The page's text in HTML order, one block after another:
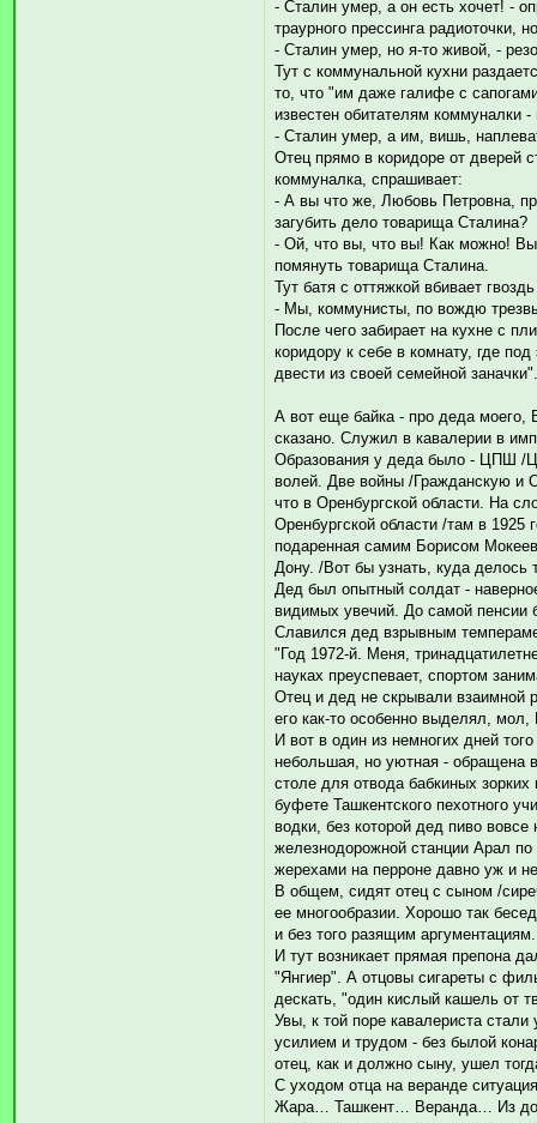
- Сталин умер, а он есть хочет! -
траурного прессинга
- Сталин умер, но я-то живой, -
Тут с коммунальной кухни
то, что "им даже галифе с
известен обитателям коммуналки
- Сталин умер, а им, вишь,
Отец прямо в коридоре от дверей
коммуналка, спрашивает:
- А вы что же, Любовь Петровна,
загубить дело товарища Сталина?
- Ой, что вы, что вы! Как можно!
помянуть товарища Сталина.
Тут батя с оттяжкой вбивает
- Мы, коммунисты, по вождю
После чего забирает на кухне с
коридору к себе в комнату, где
двести из своей семейной заначки".
А вот еще байка - про деда моего,
сказано. Служил в кавалерии в
Образования у деда было - ЦПШ /
волей. Две войны /Гражданскую и
что в Оренбургской области. На
Оренбургской области /там в
подаренная самим Борисом
Дону. /Вот бы узнать, куда делось
Дед был опытный солдат -
видимых увечий. До самой пенсии
Славился дед взрывным
"Год 1972-й. Меня,
науках преуспевает, спортом
Отец и дед не скрывали взаимной
его как-то особенно выделял,
И вот в один из немногих дней
небольшая, но уютная - обращена
столе для отвода бабкиных
буфете Ташкентского пехотного
водки, без которой дед пиво
железнодорожной станции Арал
жерехами на перроне давно уж и
В общем, сидят отец с сыном /
ее многообразии. Хорошо так
и без того разящим аргументациям.
И тут возникает прямая препона
"Янгиер". А отцовы сигареты с
дескать, "один кислый кашель от
Увы, к той поре кавалериста
усилием и трудом - без былой
отец, как и должно сыну, ушел
С уходом отца на веранде
Жара… Ташкент… Веранда… Из